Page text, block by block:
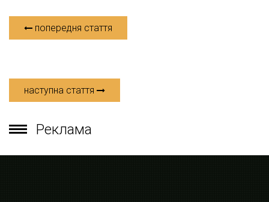
попередня стаття
наступна стаття
Реклама